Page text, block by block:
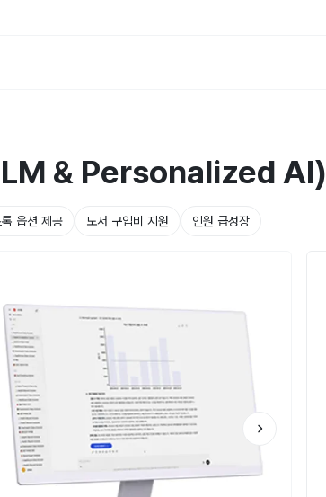
& Personalized AI)
톡 옵션 제공 도서 구입비 지원 인원 급성장